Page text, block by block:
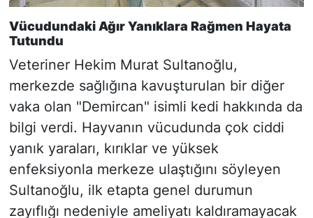
Vücudundaki Ağır Yanıklara Rağmen Hayata
Tutundu
Veteriner Hekim Murat Sultanoğlu,
merkezde sağlığına kavuşturulan bir diğer
vaka olan "Demircan" isimli kedi hakkında da
bilgi verdi. Hayvanın vücudunda çok ciddi
yanık yaraları, kırıklar ve yüksek
enfeksiyonla merkeze ulaştığını söyleyen
Sultanoğlu, ilk etapta genel durumun
zayıflığı nedeniyle ameliyatı kaldıramayacak